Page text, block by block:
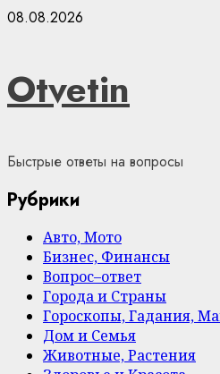
Skip
08.08.2026
Otvetin
Быстрые ответы на вопросы
Рубрики
Авто, Мото
Бизнес, Финансы
Вопрос–ответ
Города и Страны
Гороскопы, Гадания,
Дом и Семья
Животные, Растения